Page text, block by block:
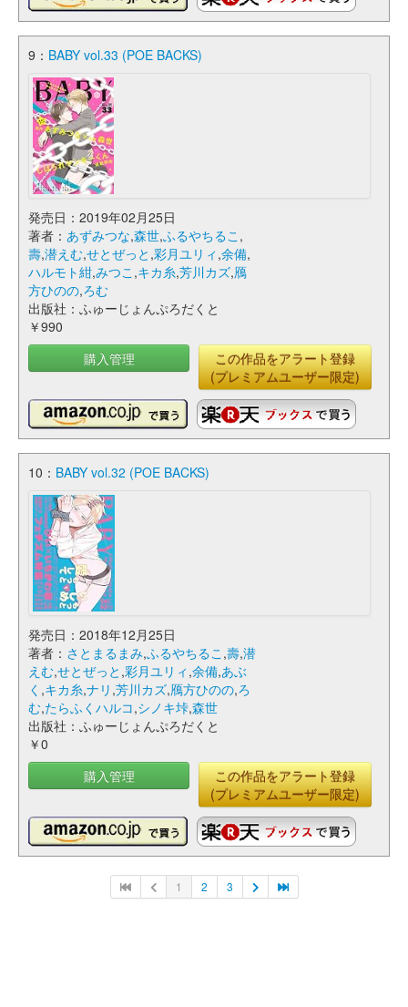
9： BABY vol.33 (POE BACKS)
発売日：2019年02月25日
著者： あずみつな,森世,ふるやちるこ ,
壽,潜えむ,せとぜっと ,彩月ユリィ ,余備,
ハルモト紺,みつこ ,キカ糸,芳川カズ,鴈
方ひのの,ろむ
出版社：ふゅーじょんぷろだくと
￥990
購入管理
この作品をアラート登録
(プレミアムユーザー限定)
10： BABY vol.32 (POE BACKS)
発売日：2018年12月25日
著者： さとまるまみ,ふるやちるこ ,壽,潜
えむ,せとぜっと ,彩月ユリィ ,余備,あぶ
く ,キカ糸,ナリ ,芳川カズ,鴈方ひのの,ろ
む,たらふくハルコ,シノキ垰,森世
出版社：ふゅーじょんぷろだくと
￥0
購入管理
この作品をアラート登録
(プレミアムユーザー限定)
1 2 3